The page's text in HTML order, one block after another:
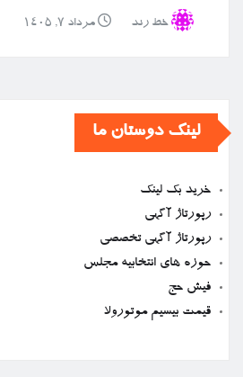
خط رند مرداد ۷, ۱۴۰۵
لینک دوستان ما
خرید بک لینک
رپورتاژ آگهی
رپورتاژ آگهی تخصصی
حوزه های انتخابیه مجلس
فیش حج
قیمت بیسیم موتورولا